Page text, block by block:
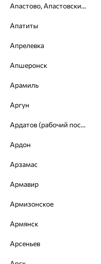
Кольцо,
хризопраз
4 509
12 524
Апастово, Апастовский район
Апатиты
Апрелевка
Апшеронск
Арамиль
Аргун
Ардатов (рабочий поселок)
Ардон
Арзамас
Армавир
Армизонское
Армянск
Арсеньев